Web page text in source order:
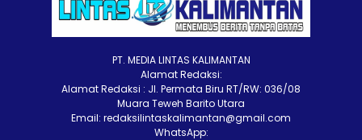
PT. MEDIA LINTAS KALIMANTAN
Alamat Redaksi:
Alamat Redaksi : Jl. Permata Biru RT/RW: 036/08
Muara Teweh Barito Utara
Email: redaksilintaskalimantan@gmail.com
WhatsApp: